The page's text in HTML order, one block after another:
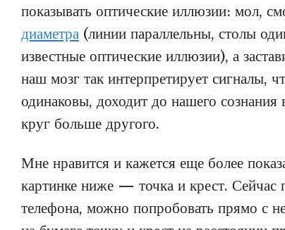
показывать оптические иллюзии: мол,
диаметра (линии параллельны, столы
известные оптические иллюзии), а
наш мозг так интерпретирует сигналы,
одинаковы, доходит до нашего
круг больше другого.
Мне нравится и кажется еще более
картинке ниже — точка и крест. Сейчас
телефона, можно попробовать прямо с